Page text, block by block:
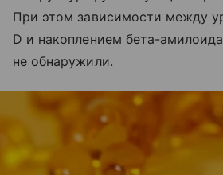
При этом зависимости между
D и накоплением бета-
не обнаружили.